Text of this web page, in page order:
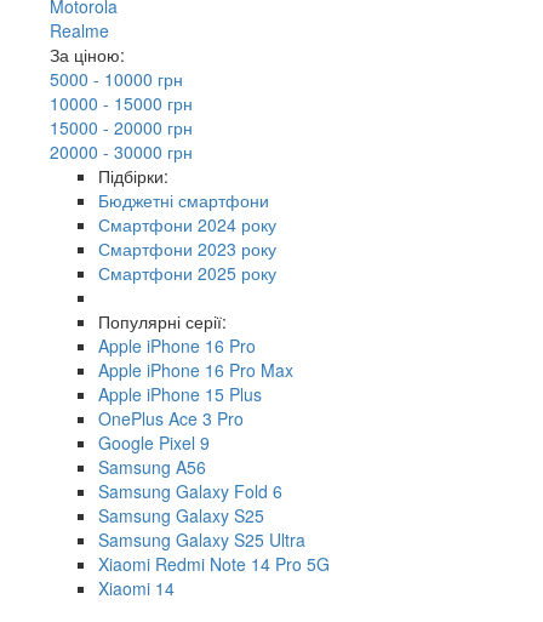
Motorola
Realme
За ціною:
5000 - 10000 грн
10000 - 15000 грн
15000 - 20000 грн
20000 - 30000 грн
Підбірки:
Бюджетні смартфони
Смартфони 2024 року
Смартфони 2023 року
Смартфони 2025 року
Популярні серії:
Apple iPhone 16 Pro
Apple iPhone 16 Pro Max
Apple iPhone 15 Plus
OnePlus Ace 3 Pro
Google Pixel 9
Samsung A56
Samsung Galaxy Fold 6
Samsung Galaxy S25
Samsung Galaxy S25 Ultra
Xiaomi Redmi Note 14 Pro 5G
Xiaomi 14